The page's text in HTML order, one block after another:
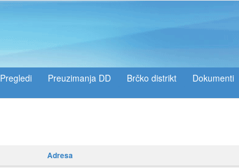
Pregledi Preuzimanja DD Brčko distrikt Dokumenti
Adresa